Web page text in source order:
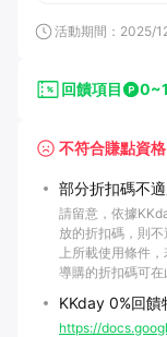
活動期間： 2025/
回饋項目
不符合賺點資格
部分折扣碼不
請留意，依據
放的折扣碼，則
上所載使用條件
導購的折扣碼可
KKday 0%回饋
https://